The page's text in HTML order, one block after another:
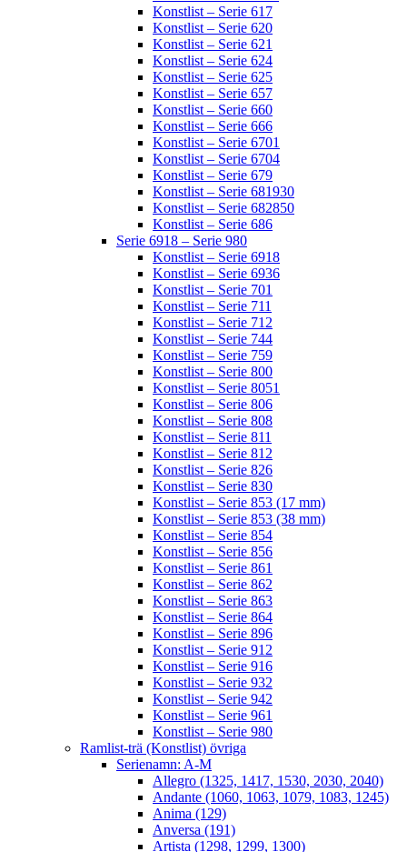
Konstlist – Serie 617
Konstlist – Serie 620
Konstlist – Serie 621
Konstlist – Serie 624
Konstlist – Serie 625
Konstlist – Serie 657
Konstlist – Serie 660
Konstlist – Serie 666
Konstlist – Serie 6701
Konstlist – Serie 6704
Konstlist – Serie 679
Konstlist – Serie 681930
Konstlist – Serie 682850
Konstlist – Serie 686
Serie 6918 – Serie 980
Konstlist – Serie 6918
Konstlist – Serie 6936
Konstlist – Serie 701
Konstlist – Serie 711
Konstlist – Serie 712
Konstlist – Serie 744
Konstlist – Serie 759
Konstlist – Serie 800
Konstlist – Serie 8051
Konstlist – Serie 806
Konstlist – Serie 808
Konstlist – Serie 811
Konstlist – Serie 812
Konstlist – Serie 826
Konstlist – Serie 830
Konstlist – Serie 853 (17 mm)
Konstlist – Serie 853 (38 mm)
Konstlist – Serie 854
Konstlist – Serie 856
Konstlist – Serie 861
Konstlist – Serie 862
Konstlist – Serie 863
Konstlist – Serie 864
Konstlist – Serie 896
Konstlist – Serie 912
Konstlist – Serie 916
Konstlist – Serie 932
Konstlist – Serie 942
Konstlist – Serie 961
Konstlist – Serie 980
Ramlist-trä (Konstlist) övriga
Serienamn: A-M
Allegro (1325, 1417, 1530, 2030, 2040)
Andante (1060, 1063, 1079, 1083, 1245)
Anima (129)
Anversa (191)
Artista (1298, 1299, 1300)